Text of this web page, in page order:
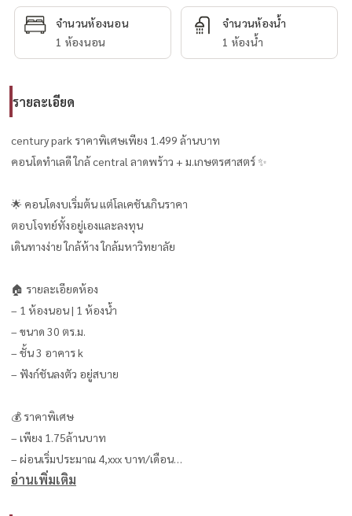
จำนวนห้องนอน
1 ห้องนอน
จำนวนห้องน้ำ
1 ห้องน้ำ
รายละเอียด
century park ราคาพิเศษเพียง 1.499 ล้านบาท
คอนโดทำเลดี ใกล้ central ลาดพร้าว + ม.เกษตรศาสตร์ ✨
🌟 คอนโดงบเริ่มต้น แต่โลเคชันเกินราคา
ตอบโจทย์ทั้งอยู่เองและลงทุน
เดินทางง่าย ใกล้ห้าง ใกล้มหาวิทยาลัย
🏠 รายละเอียดห้อง
– 1 ห้องนอน | 1 ห้องน้ำ
– ขนาด 30 ตร.ม.
– ชั้น 3 อาคาร k
– ฟังก์ชันลงตัว อยู่สบาย
💰 ราคาพิเศษ
– เพียง 1.75ล้านบาท
– ผ่อนเริ่มประมาณ 4,xxx บาท/เดือน
อ่านเพิ่มเติม